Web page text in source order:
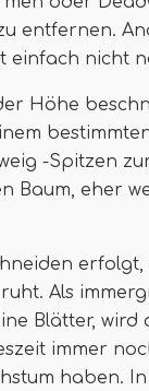
entfernen.
einfach nicht
Höhe
-Spitzen
Baum, eher
Als
Blätter, wird
immer
haben.